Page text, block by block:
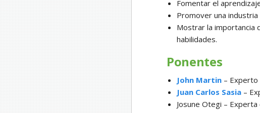
Fomentar el
Promover una
Mostrar la importancia
habilidades.
Ponentes
John Martin – Experto
Juan Carlos Sasia –
Josune Otegi –